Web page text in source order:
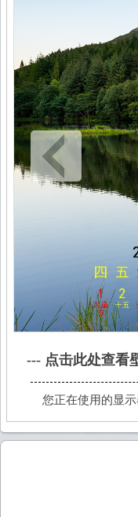
--- 点击此处查看
您正在使用的显示